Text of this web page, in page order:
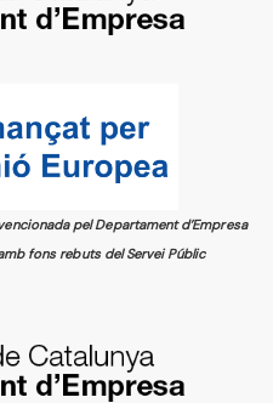
pel Departament d’Empresa
fons rebuts del Servei Públic